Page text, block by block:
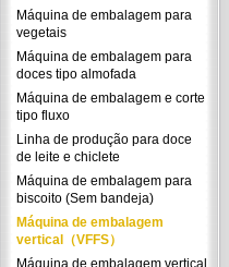
Máquina de embalagem para
vegetais
Máquina de embalagem para
doces tipo almofada
Máquina de embalagem e corte
tipo fluxo
Linha de produção para doce
de leite e chiclete
Máquina de embalagem para
biscoito (Sem bandeja)
Máquina de embalagem
vertical（VFFS）
Máquina de embalagem vertical